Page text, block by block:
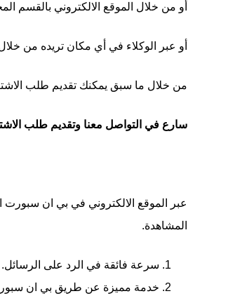
أو من خلال الموقع الالكتروني بالقسم
أو عبر الوكلاء في أي مكان تريده من
من خلال ما سبق يمكنك تقديم طلب
سارع في التواصل معنا وتقديم طلب
عبر الموقع الالكتروني في بي ان سبورت
المشاهدة.
سرعة فائقة في الرد على الرسائل.
خدمة مميزة عن طريق بي ان